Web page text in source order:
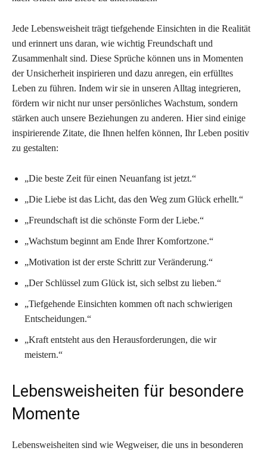
Jede Lebensweisheit trägt tiefgehende Einsichten in die Realität
und erinnert uns daran, wie wichtig Freundschaft und
Zusammenhalt sind. Diese Sprüche können uns in Momenten
der Unsicherheit inspirieren und dazu anregen, ein erfülltes
Leben zu führen. Indem wir sie in unseren Alltag integrieren,
fördern wir nicht nur unser persönliches Wachstum, sondern
stärken auch unsere Beziehungen zu anderen. Hier sind einige
inspirierende Zitate, die Ihnen helfen können, Ihr Leben positiv
zu gestalten:
„Die beste Zeit für einen Neuanfang ist jetzt.“
„Die Liebe ist das Licht, das den Weg zum Glück erhellt.“
„Freundschaft ist die schönste Form der Liebe.“
„Wachstum beginnt am Ende Ihrer Komfortzone.“
„Motivation ist der erste Schritt zur Veränderung.“
„Der Schlüssel zum Glück ist, sich selbst zu lieben.“
„Tiefgehende Einsichten kommen oft nach schwierigen
Entscheidungen.“
„Kraft entsteht aus den Herausforderungen, die wir
meistern.“
Lebensweisheiten für besondere
Momente
Lebensweisheiten sind wie Wegweiser, die uns in besonderen